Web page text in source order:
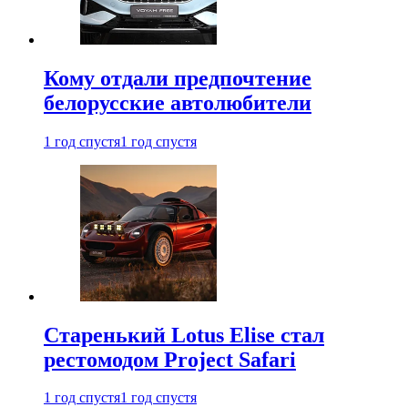
Кому отдали предпочтение
белорусские автолюбители
1 год спустя1 год спустя
Старенький Lotus Elise стал
рестомодом Project Safari
1 год спустя1 год спустя